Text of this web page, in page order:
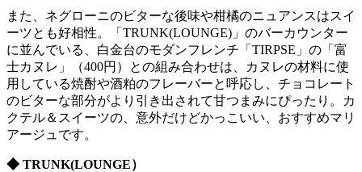
また、ネグローニのビターな後味や柑橘のニュアンスはスイ
ーツとも好相性。「TRUNK(LOUNGE)」のバーカウンター
に並んでいる、白金台のモダンフレンチ「TIRPSE」の「富
士カヌレ」（400円）との組み合わせは、カヌレの材料に使
用している焼酎や酒粕のフレーバーと呼応し、チョコレート
のビターな部分がより引き出されて甘つまみにぴったり。カ
クテル＆スイーツの、意外だけどかっこいい、おすすめマリ
アージュです。
◆ TRUNK(LOUNGE）